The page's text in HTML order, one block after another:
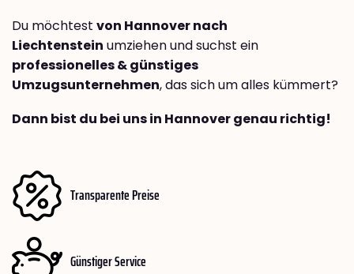
Du möchtest von Hannover nach
Liechtenstein umziehen und suchst ein
professionelles & günstiges
Umzugsunternehmen, das sich um alles kümmert?
Dann bist du bei uns in Hannover genau richtig!
Transparente Preise
Günstiger Service